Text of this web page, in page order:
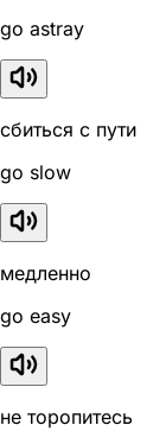
go astray
сбиться с пути
go slow
медленно
go easy
не торопитесь